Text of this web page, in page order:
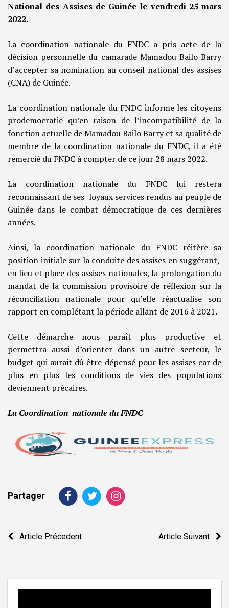
National des Assises de Guinée le vendredi 25 mars
2022.
La coordination nationale du FNDC a pris acte de la
décision personnelle du camarade Mamadou Bailo Barry
d’accepter sa nomination au conseil national des assises
(CNA) de Guinée.
La coordination nationale du FNDC informe les citoyens
prodemocratie qu’en raison de l’incompatibilité de la
fonction actuelle de Mamadou Bailo Barry et sa qualité de
membre de la coordination nationale du FNDC, il a été
remercié du FNDC à compter de ce jour 28 mars 2022.
La coordination nationale du FNDC lui restera
reconnaissant de ses loyaux services rendus au peuple de
Guinée dans le combat démocratique de ces dernières
années.
Ainsi, la coordination nationale du FNDC réitère sa
position initiale sur la conduite des assises en suggérant,
en lieu et place des assises nationales, la prolongation du
mandat de la commission provisoire de réflexion sur la
réconciliation nationale pour qu’elle réactualise son
rapport en complétant la période allant de 2016 à 2021.
Cette démarche nous paraît plus productive et
permettra aussi d’orienter dans un autre secteur, le
budget qui aurait dû être dépensé pour les assises car de
plus en plus les conditions de vies des populations
deviennent précaires.
La Coordination nationale du FNDC
Partager
Navigation
Article Précedent Article Suivant